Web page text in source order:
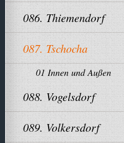
086. Thiemendorf
087. Tschocha
01 Innen und Außen
088. Vogelsdorf
089. Volkersdorf